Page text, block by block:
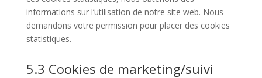
informations sur l’utilisation de notre site web. Nous
demandons votre permission pour placer des cookies
statistiques.
5.3 Cookies de marketing/suivi